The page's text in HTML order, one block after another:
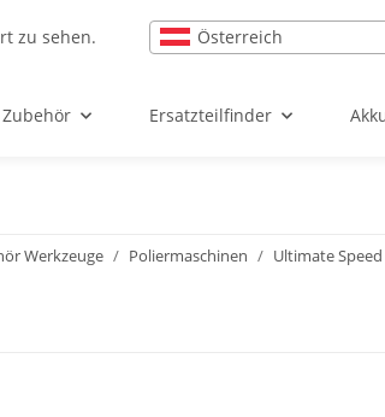
zu sehen. Österreich
Zubehör Ersatzteilfinder
Werkzeuge Poliermaschinen Ultimate Speed